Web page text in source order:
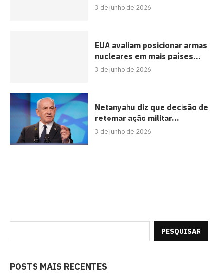
3 de junho de 2026
EUA avaliam posicionar armas
nucleares em mais países...
3 de junho de 2026
Netanyahu diz que decisão de
retomar ação militar...
3 de junho de 2026
PESQUISAR
POSTS MAIS RECENTES